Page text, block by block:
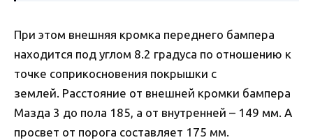
При этом внешняя кромка переднего бампера
находится под углом 8.2 градуса по отношению к
точке соприкосновения покрышки с
землей. Расстояние от внешней кромки бампера
Мазда 3 до пола 185, а от внутренней – 149 мм. А
просвет от порога составляет 175 мм.